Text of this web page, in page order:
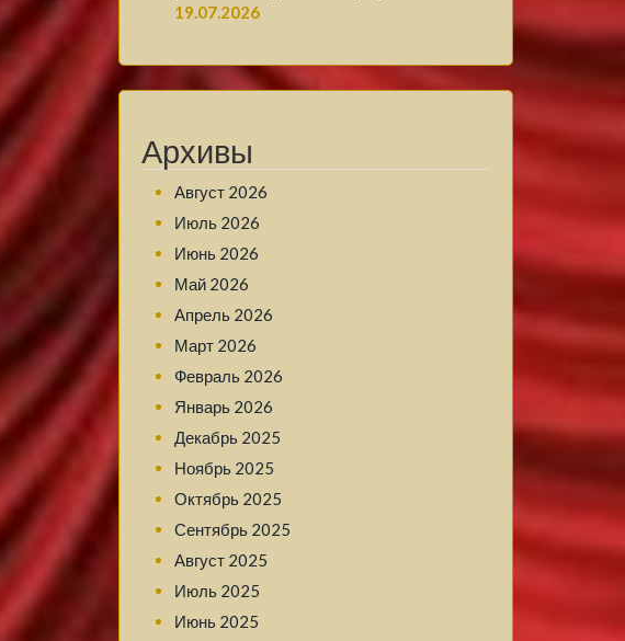
19.07.2026
Архивы
Август 2026
Июль 2026
Июнь 2026
Май 2026
Апрель 2026
Март 2026
Февраль 2026
Январь 2026
Декабрь 2025
Ноябрь 2025
Октябрь 2025
Сентябрь 2025
Август 2025
Июль 2025
Июнь 2025